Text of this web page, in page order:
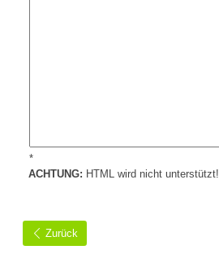
*
ACHTUNG: HTML wird nicht unterstützt!
Zurück